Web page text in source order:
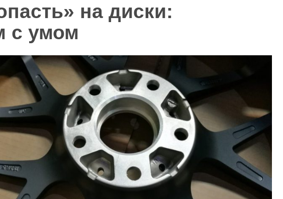
на диски:
с умом